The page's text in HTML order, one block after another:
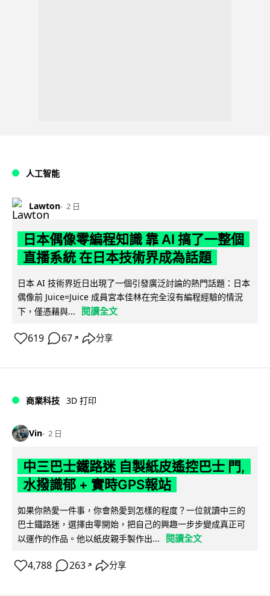
人工智能
Lawton 2 日
日本偶像零編程知識 靠 AI 搞了一整個
直播系統 在日本技術界成為話題
日本 AI 技術界近日出現了一個引發廣泛討論的熱門話題：日本
偶像前 Juice=Juice 成員宮本佳林在完全沒有編程經驗的情況
下，僅憑藉與...
閱讀全文
619 67 ↗ 分享
商業科技 3D 打印
Vin 2 日
中三巴士鐵路迷 自製紙皮遙控巴士 門,
水撥識郁 + 實時GPS報站
如果你熱愛一件事，你會熱愛到怎樣的程度？一位就讀中三的
巴士鐵路迷，選擇由零開始，把自己的興趣一步步變成真正可
以運作的作品。他以紙皮親手製作出...
閱讀全文
4,788 263 ↗ 分享